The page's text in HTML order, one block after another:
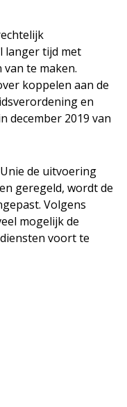
langer tijd met
te maken.
koppelen aan de
en
december 2019 van
de uitvoering
geregeld, wordt de
Volgens
mogelijk de
voort te